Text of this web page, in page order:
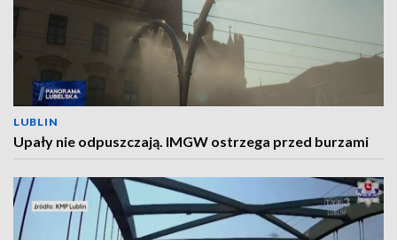
LUBLIN
Upały nie odpuszczają. IMGW ostrzega przed burzami